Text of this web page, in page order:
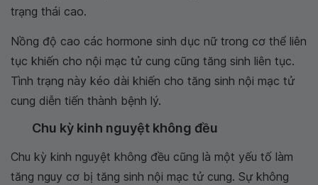
trạng thái cao.
Nồng độ cao các hormone sinh dục nữ trong cơ thể liên
tục khiến cho nội mạc tử cung cũng tăng sinh liên tục.
Tình trạng này kéo dài khiến cho tăng sinh nội mạc tử
cung diễn tiến thành bệnh lý.
Chu kỳ kinh nguyệt không đều
Chu kỳ kinh nguyệt không đều cũng là một yếu tố làm
tăng nguy cơ bị tăng sinh nội mạc tử cung. Sự không